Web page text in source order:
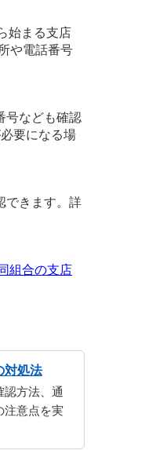
始まる支店
や電話番号
号なども確認
要になる場
できます。詳
組合の支店
対処法
認方法、通
注意点を実